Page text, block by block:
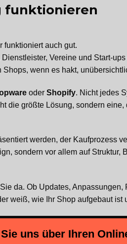
funktionieren
funktioniert auch gut.
Vereine und Start-
wenn es hakt,
oder Shopify. Nicht jedes
die größte Lösung, sondern
werden, der Kaufprozess
sondern vor allem auf Struktur,
da. Ob Updates,
weiß, wie Ihr Shop aufgebaut
uns über Ihren